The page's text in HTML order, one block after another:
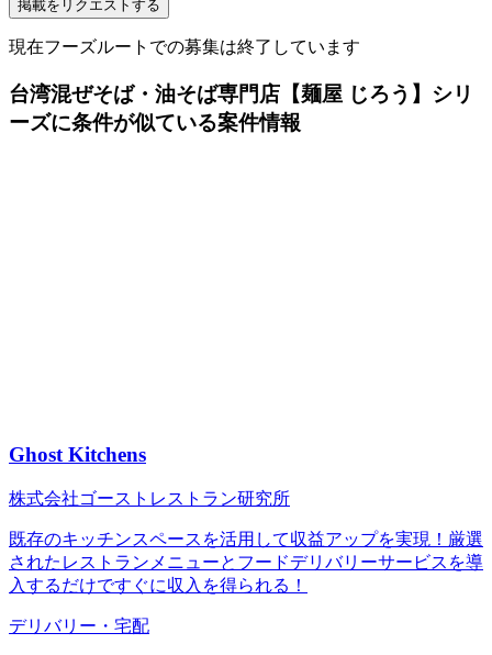
掲載をリクエストする
現在フーズルートでの募集は終了しています
台湾混ぜそば・油そば専門店【麺屋 じろう】シリ
ーズに条件が似ている案件情報
Ghost Kitchens
株式会社ゴーストレストラン研究所
既存のキッチンスペースを活用して収益アップを実現！厳選
されたレストランメニューとフードデリバリーサービスを導
入するだけですぐに収入を得られる！
デリバリー・宅配